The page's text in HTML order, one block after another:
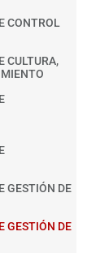
CONTROL
CULTURA,
GESTIÓN DE
GESTIÓN DE